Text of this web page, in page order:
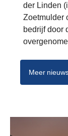
der Linden
Zoetmulder
bedrijf door
Meer